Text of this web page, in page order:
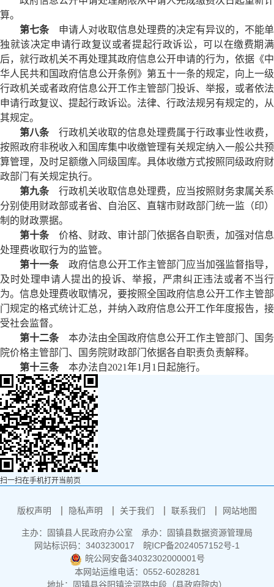
算。
第七条申请人对收取信息处理费的决定有异议的，不能单
独就该决定申请行政复议或者提起行政诉讼，可以在缴费期满
后，就行政机关不再处理其政府信息公开申请的行为，依据《中
华人民共和国政府信息公开条例》第五十一条的规定，向上一级
行政机关或者政府信息公开工作主管部门投诉、举报，或者依法
申请行政复议、提起行政诉讼。法律、行政法规另有规定的，从
其规定。
第八条行政机关收取的信息处理费属于行政事业性收费，
按照政府非税收入和国库集中收缴管理有关规定纳入一般公共预
算管理，及时足额缴入同级国库。具体收缴方式按照同级政府财
政部门有关规定执行。
第九条行政机关收取信息处理费，应当按照财务隶属关系
分别使用财政部或者省、自治区、直辖市财政部门统一监（印）
制的财政票据。
第十条价格、财政、审计部门依据各自职责，加强对信息
处理费收取行为的监管。
第十一条政府信息公开工作主管部门应当加强监督指导，
及时处理申请人提出的投诉、举报，严肃纠正违法或者不当行
为。信息处理费收取情况，要按照全国政府信息公开工作主管部
门规定的格式统计汇总，并纳入政府信息公开工作年度报告，接
受社会监督。
第十二条本办法由全国政府信息公开工作主管部门、国务
院价格主管部门、国务院财政部门依据各自职责负责解释。
第十三条本办法自2021年1月1日起施行。
扫一扫在手机打开当前页
版权声明 隐私声明 关于我们 联系我们 网站地图
主办：固镇县人民政府办公室
承办：固镇县数据资源管理局
网站标识码：3403230017
皖ICP备2024057152号-1
皖公网安备34032302000001号
本网站运维电话：0552-6028281
地址：固镇县谷阳镇浍河路中段（县政府院内）